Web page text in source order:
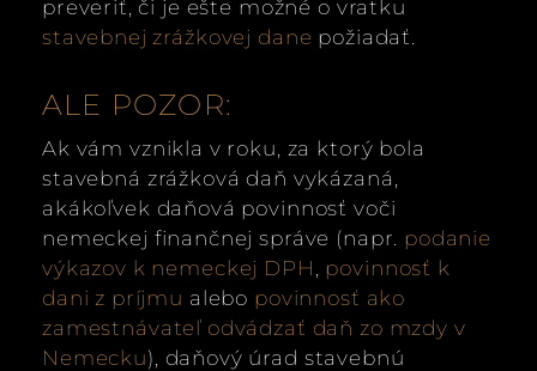
preveriť, či je ešte možné o vratku
stavebnej zrážkovej dane požiadať.
ALE POZOR:
Ak vám vznikla v roku, za ktorý bola
stavebná zrážková daň vykázaná,
akákoľvek daňová povinnosť voči
nemeckej finančnej správe (napr. podanie
výkazov k nemeckej DPH
povinnosť k
dani z príjmu alebo povinnosť ako
zamestnávateľ odvádzať daň zo mzdy v
Nemecku), daňový úrad stavebnú